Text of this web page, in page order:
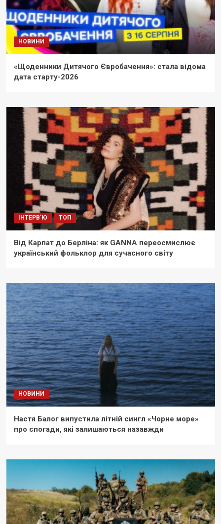
НОВИНИ
«Щоденники Дитячого Євробачення»: стала відома
дата старту-2026
ІНТЕРВ'Ю ТОП
Від Карпат до Берліна: як GANNA переосмислює
український фольклор для сучасного світу
НОВИНИ
Настя Балог випустила літній сингл «Чорне море»
про спогади, які залишаються назавжди